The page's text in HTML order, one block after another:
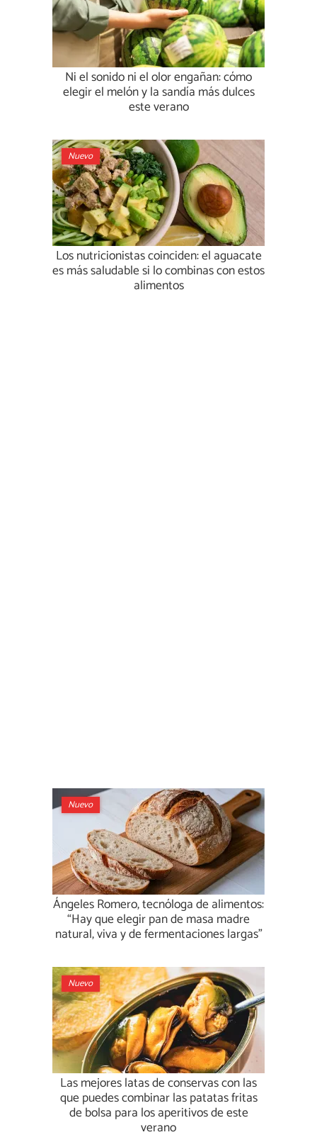
Ni el sonido ni el olor engañan: cómo
elegir el melón y la sandía más dulces
este verano
Nuevo
Los nutricionistas coinciden: el aguacate
es más saludable si lo combinas con estos
alimentos
Nuevo
Ángeles Romero, tecnóloga de alimentos:
“Hay que elegir pan de masa madre
natural, viva y de fermentaciones largas”
Nuevo
Las mejores latas de conservas con las
que puedes combinar las patatas fritas
de bolsa para los aperitivos de este
verano